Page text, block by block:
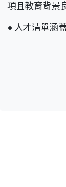
項且教育背景
• 人才清單涵